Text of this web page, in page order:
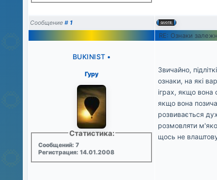
Сообщение# 1
RE: Ознаки
BUKINIST •
Гуру
Статистика:
Сообщений: 7
Регистрация: 14.01.2008
Звичайно,
ознаки, на які
іграх, якщо
якщо вона
розвивається
розмовляти
щось не